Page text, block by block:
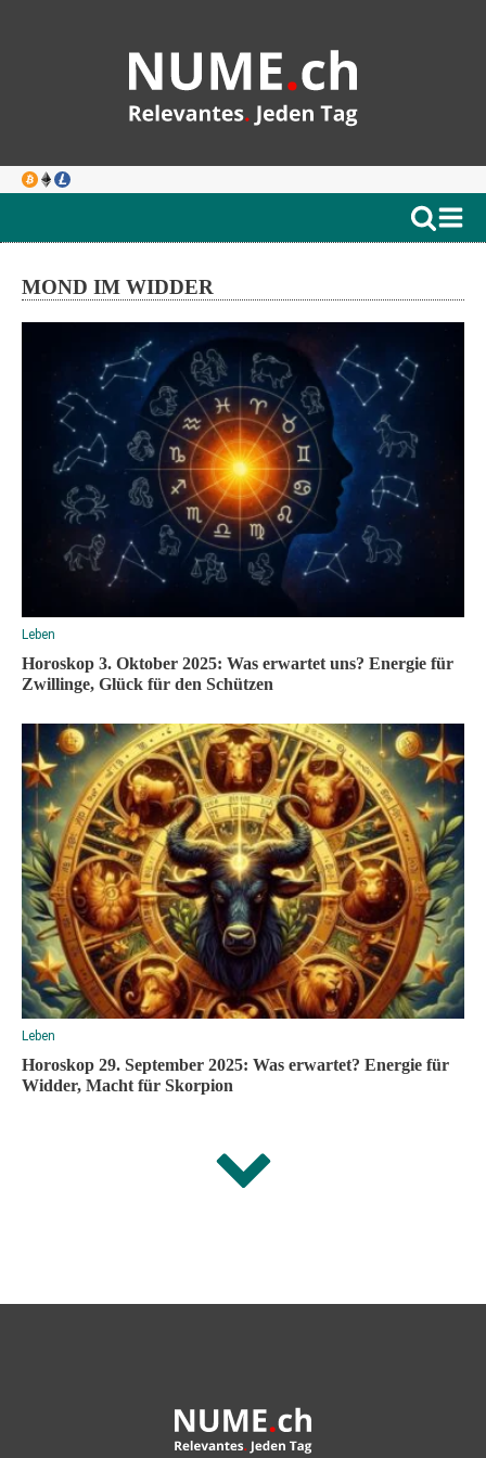
MOND IM WIDDER
Leben
Horoskop 3. Oktober 2025: Was erwartet uns? Energie für
Zwillinge, Glück für den Schützen
Leben
Horoskop 29. September 2025: Was erwartet? Energie für
Widder, Macht für Skorpion